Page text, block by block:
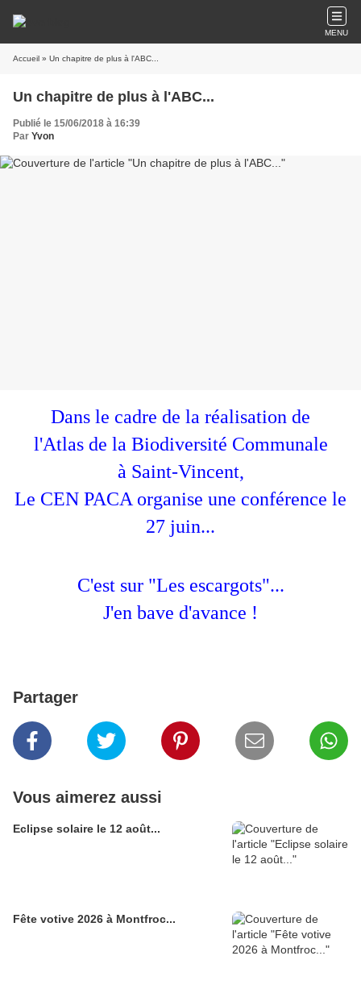
MENU
Accueil » Un chapitre de plus à l'ABC...
Un chapitre de plus à l'ABC...
Publié le 15/06/2018 à 16:39
Par Yvon
Dans le cadre de la réalisation de
l'Atlas de la Biodiversité Communale
à Saint-Vincent,
Le CEN PACA organise une conférence le
27 juin...
C'est sur "Les escargots"...
J'en bave d'avance !
Partager
Vous aimerez aussi
Eclipse solaire le 12 août...
Fête votive 2026 à Montfroc...